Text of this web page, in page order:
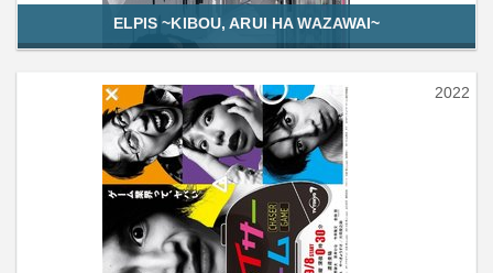
ELPIS ~KIBOU, ARUI HA WAZAWAI~
2022